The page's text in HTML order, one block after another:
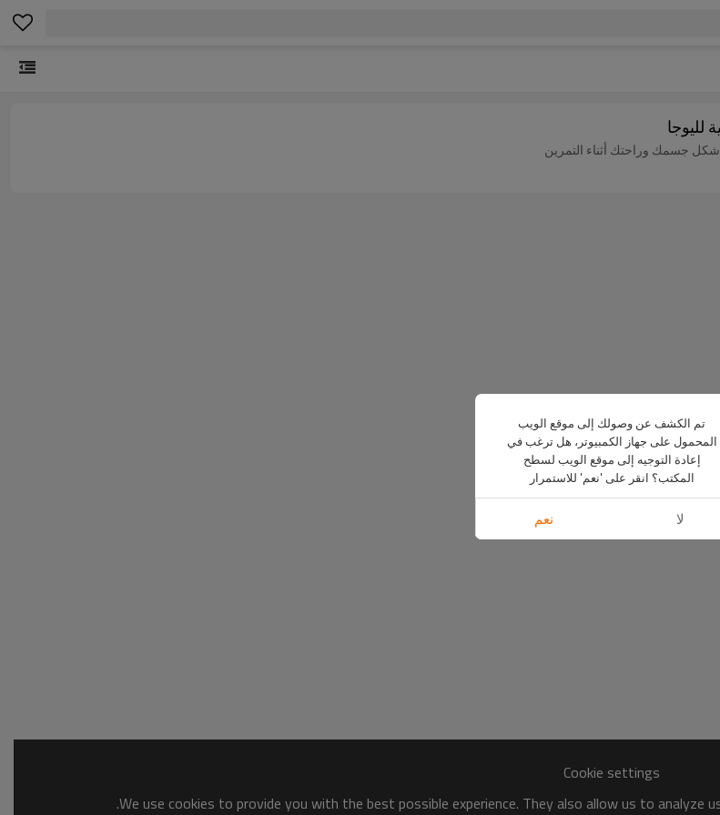
شكل جسمك وراحتك أثناء التمرين
Cookie settings
We use cookies to provide you with the best possible experience. They also allow us to
تم الكشف عن وصولك إلى موقع الويب
المحمول على جهاز الكمبيوتر، هل ترغب في
إعادة التوجيه إلى موقع الويب لسطح
المكتب؟ انقر على 'نعم' للاستمرار
لا نعم